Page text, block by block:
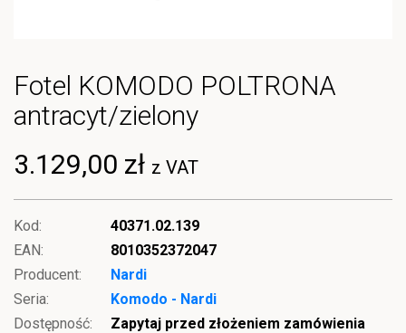
Fotel KOMODO POLTRONA
antracyt/zielony
3.129,00 zł z VAT
Kod:
40371.02.139
EAN:
8010352372047
Producent:
Nardi
Seria:
Komodo - Nardi
Dostępność:
Zapytaj przed złożeniem zamówienia